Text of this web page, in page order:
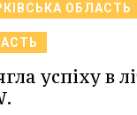
ОБЛАСТЬ
успіху в